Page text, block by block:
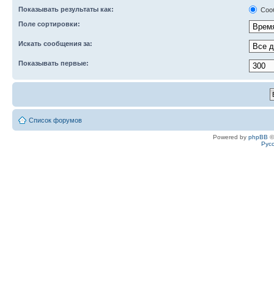
Показывать результаты как:
Поле сортировки:
Искать сообщения за:
Показывать первые:
Список форумов
Powered by phpBB